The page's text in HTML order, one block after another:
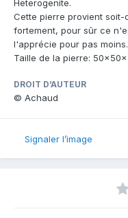
Heterogenite.
Cette pierre provient
fortement, pour sûr ce
l'apprécie pour pas moins.
Taille de la pierre:
DROIT D’AUTEUR
© Achaud
Signaler l’image